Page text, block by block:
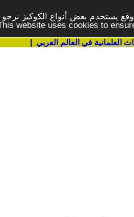
يستخدم بعض أنواع الكوكيز
website uses cookies to